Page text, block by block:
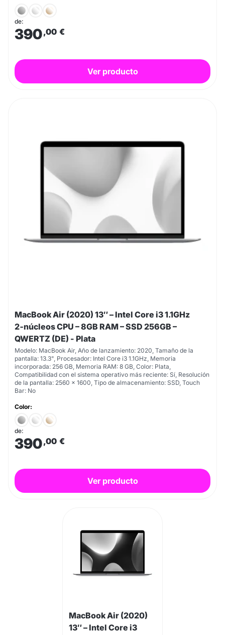
de:
390,00 €
Ver producto
MacBook Air (2020) 13″ – Intel Core i3 1.1GHz
2‑núcleos CPU – 8GB RAM – SSD 256GB –
QWERTZ (DE) - Plata
Modelo: MacBook Air, Año de lanzamiento: 2020, Tamaño de la
pantalla: 13.3", Procesador: Intel Core i3 1.1GHz, Memoria
incorporada: 256 GB, Memoria RAM: 8 GB, Color: Plata,
Compatibilidad con el sistema operativo más reciente: Sí, Resolución
de la pantalla: 2560 x 1600, Tipo de almacenamiento: SSD, Touch
Bar: No
Color:
de:
390,00 €
Ver producto
MacBook Air (2020)
13″ – Intel Core i3